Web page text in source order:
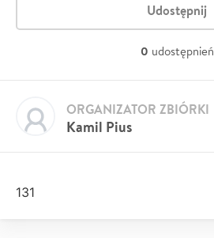
Udostępnij
0 udostępnień
Kamil Pius
ORGANIZATOR ZBIÓRKI
131